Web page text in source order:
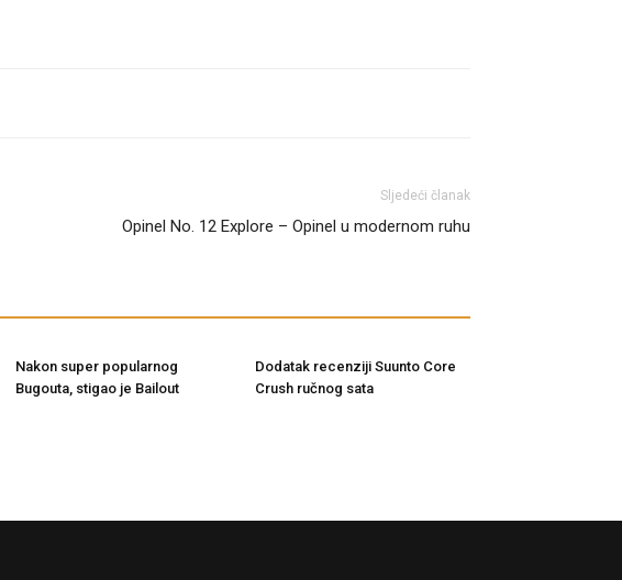
Sljedeći članak
Opinel No. 12 Explore – Opinel u modernom ruhu
Nakon super popularnog
Bugouta, stigao je Bailout
Dodatak recenziji Suunto Core
Crush ručnog sata